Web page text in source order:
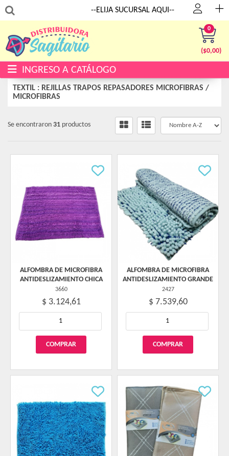
--ELIJA SUCURSAL AQUI--
0
($0,00)
INGRESO A CATÁLOGO
TEXTIL : REJILLAS TRAPOS REPASADORES MICROFIBRAS /
MICROFIBRAS
Se encontraron 31 productos
ALFOMBRA DE MICROFIBRA
ANTIDESLIZAMIENTO CHICA
3660
$ 3.124,61
ALFOMBRA DE MICROFIBRA
ANTIDESLIZAMIENTO GRANDE
2427
$ 7.539,60